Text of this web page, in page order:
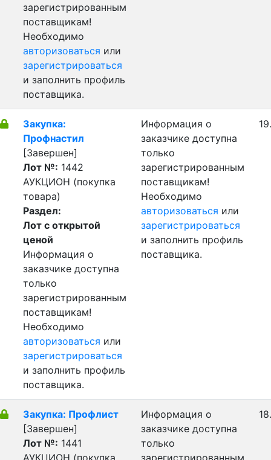
зарегистрированным
поставщикам!
Необходимо
авторизоваться или
зарегистрироваться
и заполнить профиль
поставщика.
Закупка:
Профнастил
[Завершен]
Лот №: 1442
АУКЦИОН (покупка
товара)
Раздел:
Лот с открытой
ценой
Информация о
заказчике доступна
только
зарегистрированным
поставщикам!
Необходимо
авторизоваться или
зарегистрироваться
и заполнить профиль
поставщика.
Информация о
заказчике доступна
только
зарегистрированным
поставщикам!
Необходимо
авторизоваться или
зарегистрироваться
и заполнить профиль
поставщика.
Закупка: Профлист
[Завершен]
Лот №: 1441
АУКЦИОН (покупка
Информация о
заказчике доступна
только
зарегистрированным